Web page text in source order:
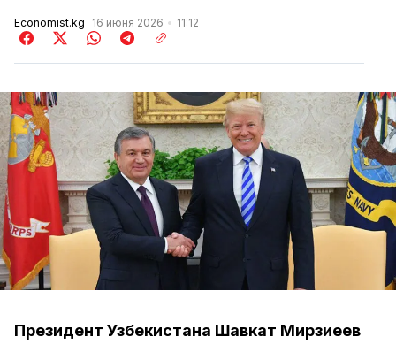
Economist.kg 16 июня 2026 11:12
Президент Узбекистана Шавкат Мирзиеев